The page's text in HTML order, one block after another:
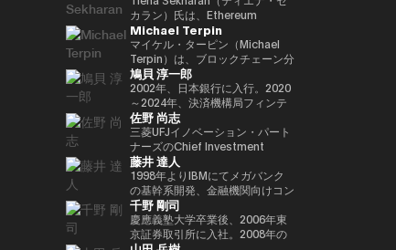
~2001年6月 金融庁 証券取引等監
視委員会 2001年7月~2002年6月
国税庁 大阪国税局総務課長 2002
年7月~2005年6月 内閣府出向(特
命担当大臣秘書専門官) 2005年7
月~2005年8月 財務省主計局主査
は、Blue Origin の NS-34ミッシ
ョン に搭乗し、世界で712人目の
宇宙飛行士として宇宙へ渡航しま
した。 その関心分野は、テクノ
ロジー、投資、アート、慈善活
動、ゲーム、そして宇宙探査に及
びます。
スの構築に寄与する、より公平な
デジタルの枠組みの実現を目指し
ています。 Yat氏は1990年に
Atari Germanyでキャリアをスタ
ートさせました。1995年には香
港に移り、アジア初の無料ウェブ
ページおよび無料メールサービス
提供企業であるHong Kong
Cybercity/Freenationを設立し
ました。1998年には、多言語対
応のホワイトラベルWebサービ
スの先駆者として高く評価された
Outblazeを設立しました。2009
年にはOutblazeのメッセージン
グ事業をIBMに売却し、その後
Outblazeを、デジタルエンター
Waves(foundation・2021)」な
ど。2016年PrixArsElectronica栄
誉賞 、EUよりSTARTSPrize受
賞、
2019SXSWCreativeExperienceARROWAwards
受賞。Apollo Magazine 40
UNDER 40 ART andTECH、
Asia Digital Art Award優秀賞、
文化庁メディア芸術祭アート部門
審査委員会推薦作品多数。
な価値創出を可能にすることで
す。 同財団に参画する以前は、
スイスおよびスカンジナビア諸国
において17年以上にわたり、プ
ロフェッショナルサービスおよび
金融業界に従事し、資本市場、デ
ジタル資産運用、プライベートバ
ンキング、トレーディング・イン
フラストラクチャー分野に注力し
てきました。
プリのプロデュース、また予防医
療普及協会として予防医療を啓蒙
する等 様々な分野で活動する。
会員制オンラインサロン『堀江貴
文イノベーション大学校
（HIU）』では、700名近い会員
とともに多彩なプロジェクトを展
開している。
http://salon.horiemon.com 著
書 『金を使うならカラダに使
え。』『ＣｈａｔＧＰＴ ｖｓ．
未来のない仕事をする人たち』
『２０３５ １０年後のニッポ
ン ホリエモンの未来予測大全』
など
カラン）氏は、Ethereum
Foundationのアジア太平洋
（APAC）地域におけるHead of
Institutionsを務めており、エン
タープライズ分野での導入推進を
通じてEthereumエコシステムの
発展をリードしています。 キャ
リアは伝統的な金融業界からスタ
ートし、Lehman Brothers、
BNP Paribas、JPMorganなどで
要職を歴任しました。 Ethereum
Foundation参画前は、
JPMorganのブロックチェーン部
門であるKinexysに所属し、JPM
CoinやTokenized Depositsなど
のプロダクト推進を担当していま
Michael Terpin
マイケル・ターピン（Michael
Terpin）は、ブロックチェーン分
野の投資およびアドバイザリー会
社 Transform Ventures の創業者
兼CEOであり、また Supercycle
Genesis Partners, LP のCEO兼
最高投資責任者（CIO）を務めて
いる。同ファンドは、ビットコイ
ン専業としては世界初のアルゴリ
ズム型暗号資産ヘッジファンドで
あり、各サイクルの高値でビット
コインを売却し、底値でより多く
を買い戻すという投資仮説を掲げ
ている。 ターピンは35年以上に
鳩貝 淳一郎
2002年、日本銀行に入行。2020
～2024年、決済機構局フィンテ
ックグループ長。2024〜2025
年、FinTech副センター長、デジ
タル通貨検証グループ長。2025
年7月より出向し、現職。2025年
4月より東京大学大学院経済学研
究科CARF招聘研究員。 訳書に
『ビットコインとブロックチェー
ン：暗号通貨を支える技術』
（NTT出版）、『マスタリン
佐野 尚志
三菱UFJイノベーション・パート
ナーズのChief Investment
Officerとして、AUM 800億円の
ファンドにおいて日・米・アジア
を中心にスタートアップ出資と事
業開発の責任者を担う。MUIP参
画以前は独立系VCのGlobal
Brainにて、国内外スタートアッ
藤井 達人
1998年よりIBMにてメガバンク
の基幹系開発、金融機関向けコン
サル業務に従事。 Microsoftを経
てMUFGのイノベーション事業に
参画しDXプロジェクトをリー
千野 剛司
慶應義塾大学卒業後、2006年東
京証券取引所に入社。2008年の